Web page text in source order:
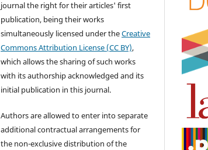
journal the right for their articles' first
publication, being their works
simultaneously licensed under theCreative
Commons Attribution License (CC BY),
which allows the sharing of such works
with its authorship acknowledged and its
initial publication in this journal.
Authors are allowed to enter into separate
additional contractual arrangements for
the non-exclusive distribution of the